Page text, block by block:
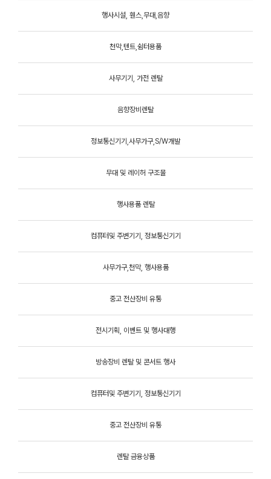
행사시설, 휀스,무대,음향
천막,텐트,쉼터용품
사무기기, 가전 렌탈
음향장비렌탈
정보통신기기,사무가구,S/W개발
무대 및 레이허 구조물
행사용품 렌탈
컴퓨터및 주변기기, 정보통신기기
사무가구,천막, 행사용품
중고 전산장비 유통
전시기획, 이벤트 및 행사대행
방송장비 렌탈 및 콘서트 행사
컴퓨터및 주변기기, 정보통신기기
중고 전산장비 유통
렌탈 금융상품